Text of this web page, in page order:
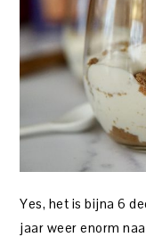
Yes, het is bijna 6
jaar weer enorm